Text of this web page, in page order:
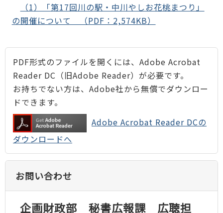
（1）「第17回川の駅・中川やしお花桃まつり」
の開催について （PDF：2,574KB）
PDF形式のファイルを開くには、Adobe Acrobat
Reader DC（旧Adobe Reader）が必要です。
お持ちでない方は、Adobe社から無償でダウンロー
ドできます。
Adobe Acrobat Reader DCの
ダウンロードへ
お問い合わせ
企画財政部 秘書広報課 広聴担